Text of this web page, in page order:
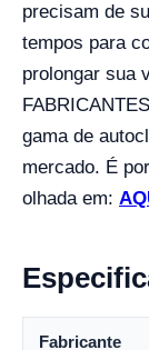
precisam de
tempos para
prolongar sua
gama de
mercado. É
olhada em:
Fabricante